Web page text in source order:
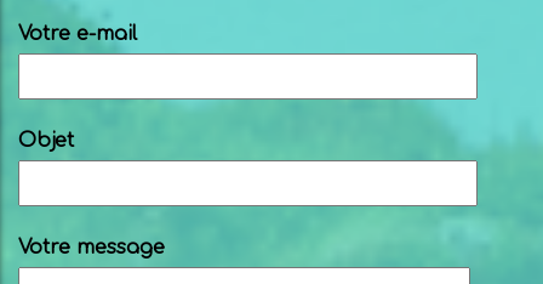
Votre e-mail
Objet
Votre message